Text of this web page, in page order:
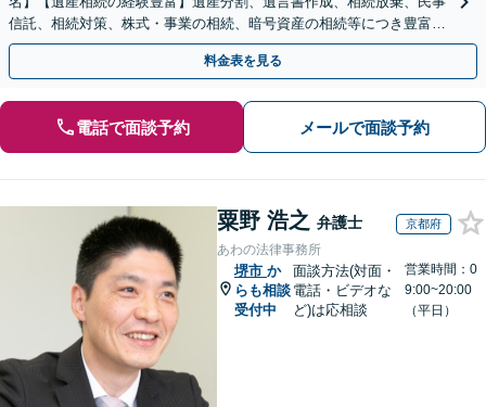
信託、相続対策、株式・事業の相続、暗号資産の相続等につき豊富な
対応実績。【バリアフリー】【完全個室対応】
料金表を見る
電話で面談予約 メールで面談予約
粟野 浩之 弁護士 京都府
あわの法律事務所
堺市 か
らも相談
受付中
面談方法(対面・
電話・ビデオな
ど)は応相談
営業時間：0
9:00~20:00
（平日）